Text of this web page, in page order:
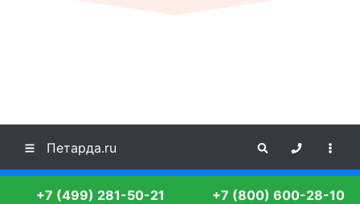
Петарда.ru
+7 (499) 281-50-21
+7 (800) 600-28-10